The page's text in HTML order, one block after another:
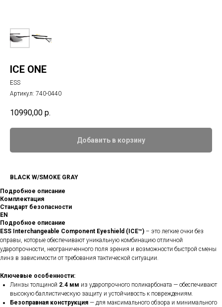
ICE ONE
ESS
Артикул: 740-0440
10990,00 р.
Добавить в корзину
BLACK W/SMOKE GRAY
Подробное описание
Комплектация
Стандарт безопасности
EN
Подробное описание
ESS Interchangeable Component Eyeshield (ICE™) – это легкие очки без
оправы, которые обеспечивают уникальную комбинацию отличной
ударопрочности, неограниченного поля зрения и возможности быстрой смены
линз в зависимости от требования тактической ситуации.
Ключевые особенности:
Линзы толщиной 2.4 мм из ударопрочного поликарбоната — обеспечивают
высокую баллистическую защиту и устойчивость к повреждениям.
Безоправная конструкция — для максимального обзора и минимального